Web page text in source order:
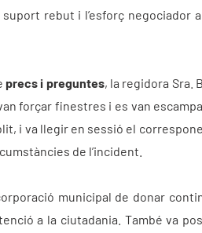
rebut i l’esforç negociador
precs i preguntes, la regidora Sra.
forçar finestres i es van
i va llegir en sessió el
de l’incident.
municipal de donar
a la ciutadania. També va